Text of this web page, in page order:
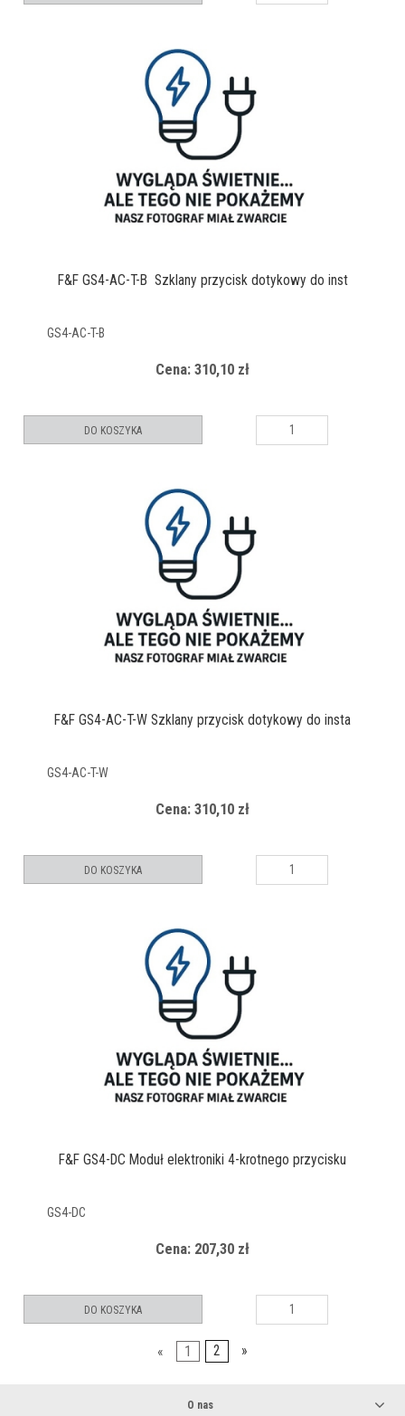
F&F GS4-AC-T-B Szklany przycisk dotykowy do inst
GS4-AC-T-B
Cena: 310,10 zł
DO KOSZYKA
F&F GS4-AC-T-W Szklany przycisk dotykowy do insta
GS4-AC-T-W
Cena: 310,10 zł
DO KOSZYKA
F&F GS4-DC Moduł elektroniki 4-krotnego przycisku
GS4-DC
Cena: 207,30 zł
DO KOSZYKA
« 1 2 »
O nas